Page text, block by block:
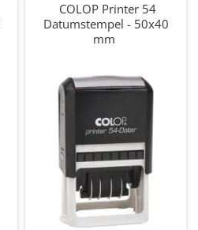
COLOP Printer 54
Datumstempel - 50x40
mm